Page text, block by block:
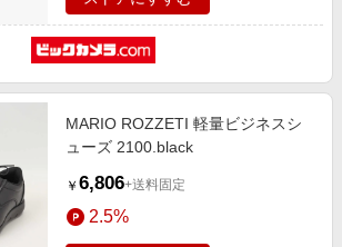
MARIO ROZZETI 軽量ビジネスシ
ューズ 2100.black
￥ 6,806+送料固定
2.5%